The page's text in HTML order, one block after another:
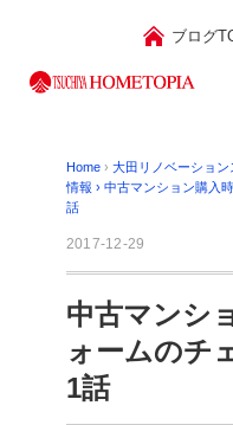
ブログ
Home › 大田リノベーション
情報 › 中古マンション購入
話
2017-12-29
中古マンシ
ォームのチ
1話